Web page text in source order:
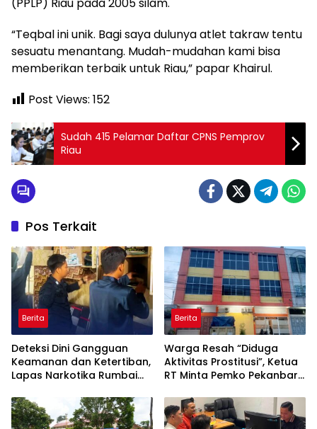
“Teqbal ini unik. Bagi saya dulunya atlet takraw tentu
sesuatu menantang. Mudah-mudahan kami bisa
memberikan terbaik untuk Riau,” papar Khairul.
Post Views: 152
Sudah 415 Pelamar Daftar CPNS Pemprov
Riau
Pos Terkait
Berita
Deteksi Dini Gangguan
Keamanan dan Ketertiban,
Lapas Narkotika Rumbai
Hunian
Berita
Warga Resah “Diduga
Aktivitas Prostitusi”, Ketua
RT Minta Pemko Pekanbaru
Aktivitas Z Homestay di
Jalan Tanjung Datuk